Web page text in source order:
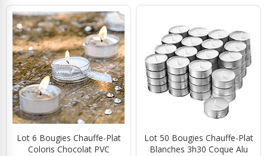
Lot 6 Bougies Chauffe-Plat
Coloris Chocolat PVC
Lot 50 Bougies Chauffe-Plat
Blanches 3h30 Coque Alu